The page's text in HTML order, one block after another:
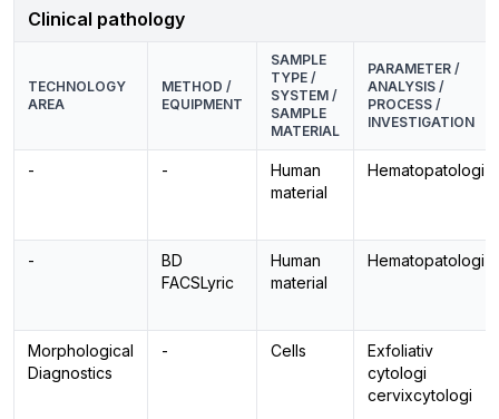
Clinical pathology
TECHNOLOGY
AREA
METHOD /
EQUIPMENT
SAMPLE
TYPE /
SYSTEM /
SAMPLE
MATERIAL
PARAMETER /
ANALYSIS /
PROCESS /
INVESTIGATION
- -
Human
material
Hematopatologi
-
BD
FACSLyric
Human
material
Hematopatologi
Morphological
Diagnostics
- Cells
Exfoliativ
cytologi
cervixcytologi